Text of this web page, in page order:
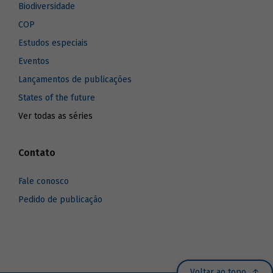
Biodiversidade
COP
Estudos especiais
Eventos
Lançamentos de publicações
States of the future
Ver todas as séries
Contato
Fale conosco
Pedido de publicação